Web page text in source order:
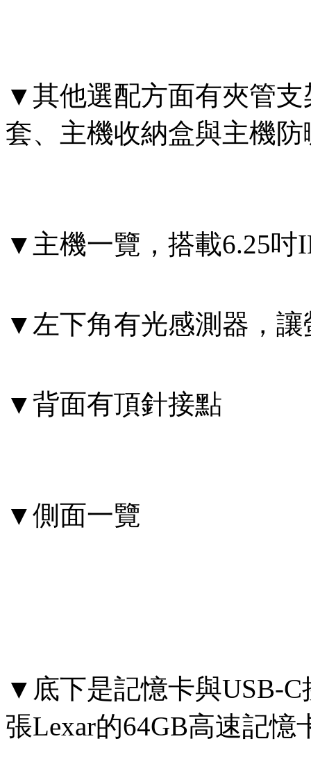
▼其他選配方面有夾管
套、主機收納盒與主機
▼主機一覽，搭載6.25吋
▼左下角有光感測器，
▼背面有頂針接點
▼側面一覽
▼底下是記憶卡與USB-
張Lexar的64GB高速記憶